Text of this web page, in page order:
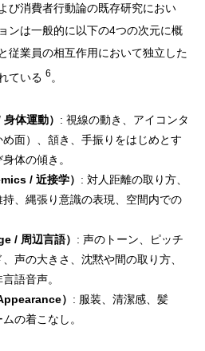
び消費者行動論の既存研究におい
ンは一般的に以下の4つの次元に概
従業員の相互作用において独立した
ている 6 。
体運動） : 視線の動き、アイコンタ
面）、頷き、手振りをはじめとす
体の傾き。
/ 近接学） : 対人距離の取り方、
、縄張り意識の表現、空間内での
/ 周辺言語） : 声のトーン、ピッチ
声の大きさ、沈黙や間の取り方、
語音声。
） : 服装、清潔感、髪
の着こなし。